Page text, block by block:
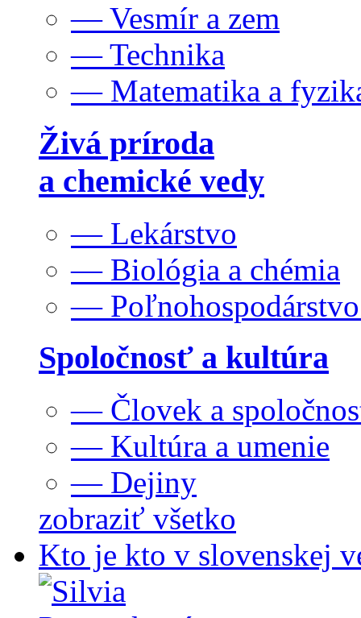
— Vesmír a zem
— Technika
— Matematika a
Živá príroda
a chemické vedy
— Lekárstvo
— Biológia a chémia
—
Spoločnosť a kultúra
— Človek a
— Kultúra a umenie
— Dejiny
zobraziť všetko
Kto je kto v slovenskej